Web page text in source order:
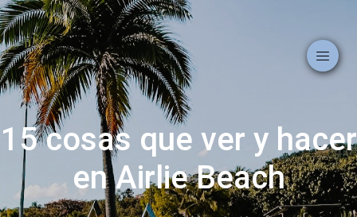
15 cosas que ver y hacer
en Airlie Beach